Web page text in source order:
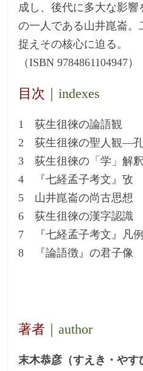
成し、後代に多大な影
の一人である山井崑崙。
捉えその核心に迫る。
（ISBN 9784861104947）
目次 ｜indexes
1 荻生徂徠の論語観
2 荻生徂徠の聖人観―
3 荻生徂徠の「学」解釈
4 『七経孟子考文』攷
5 山井崑崙の尚古思想
6 荻生徂徠の漢字認識
7 『七経孟子考文』凡
8 『論語徴』の君子像
著者 ｜author
末木恭彦（すえき・やす